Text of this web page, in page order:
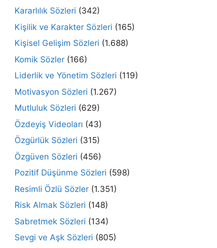
Kararlılık Sözleri (342)
Kişilik ve Karakter Sözleri (165)
Kişisel Gelişim Sözleri (1.688)
Komik Sözler (166)
Liderlik ve Yönetim Sözleri (119)
Motivasyon Sözleri (1.267)
Mutluluk Sözleri (629)
Özdeyiş Videoları (43)
Özgürlük Sözleri (315)
Özgüven Sözleri (456)
Pozitif Düşünme Sözleri (598)
Resimli Özlü Sözler (1.351)
Risk Almak Sözleri (148)
Sabretmek Sözleri (134)
Sevgi ve Aşk Sözleri (805)